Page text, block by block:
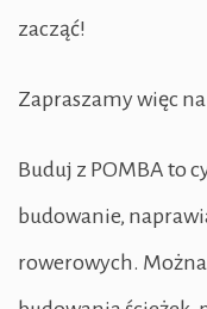
zacząć!
Zapraszamy więc
Buduj z POMBA to
budowanie,
rowerowych.